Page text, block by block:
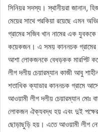
সিনিয়র সদস্য। স্থানীয়রা জানান,
মেয়ের সাথে পরকিয়া রয়েছে এমন
গ্রামের সজিব খান নামের এক
কয়েকজন। এ সময় কাননচক গ্রামের
আশা লোকজনকে বেধড়কক মারপিট
লীগ দলীয় চেয়ারম্যান কাজী আবু
শতাধিক ক্যাডার কাননচক গ্রামে
আওয়ামী লীগ দলীয় চেয়ারম্যান মোঃ
লোকজন ঐক্যবদ্ধ হয় এবং দুই পক্ষের
ছোড়াছুড়ি হয়। এতে আওয়ামী লীগ